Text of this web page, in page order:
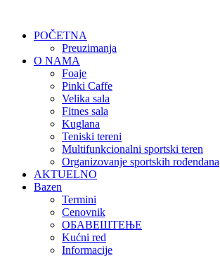
POČETNA
Preuzimanja
O NAMA
Foaje
Pinki Caffe
Velika sala
Fitnes sala
Kuglana
Teniski tereni
Multifunkcionalni sportski teren
Organizovanje sportskih rođendana
AKTUELNO
Bazen
Termini
Cenovnik
ОБАВЕШТЕЊЕ
Kućni red
Informacije